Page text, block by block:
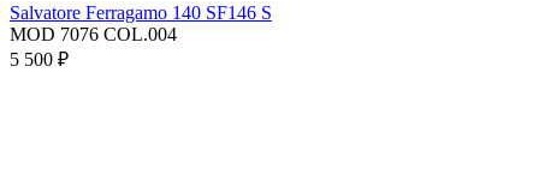
Salvatore Ferragamo 140 SF146 S
MOD 7076 COL.004
5 500 ₽